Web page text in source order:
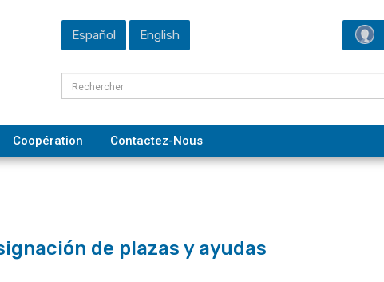
Español English
Coopération Contactez-Nous
de plazas y ayudas